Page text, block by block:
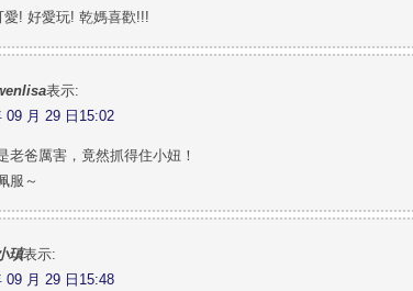
愛! 好愛玩! 乾媽喜歡!!!
表示:
09 月 29 日15:02
老爸厲害，竟然抓得住小妞！
服～
瑱表示:
09 月 29 日15:48